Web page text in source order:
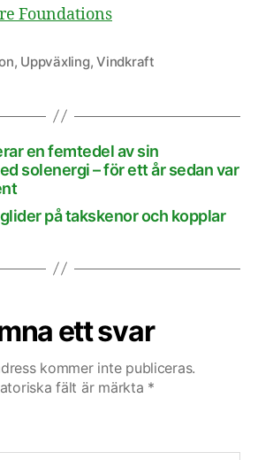
Foundations
, Uppväxling,Vindkraft
en femtedel av sin
solenergi – för ett år sedan var
på takskenor och kopplar
ett svar
kommer inte publiceras.
fält är märkta *